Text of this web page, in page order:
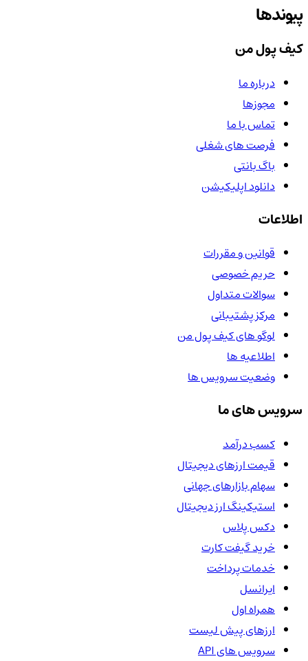
پیوندها
کیف پول من
درباره ما
مجوزها
تماس با ما
فرصت های شغلی
باگ بانتی
دانلود اپلیکیشن
اطلاعات
قوانین و مقررات
حریم خصوصی
سوالات متداول
مرکز پشتیبانی
لوگو های کیف پول من
اطلاعیه ها
وضعیت سرویس ها
سرویس های ما
کسب درآمد
قیمت ارزهای دیجیتال
سهام بازارهای جهانی
استیکینگ ارز دیجیتال
دکس پلاس
خرید گیفت کارت
خدمات پرداخت
ایرانسل
همراه اول
ارزهای پیش لیست
سرویس های API